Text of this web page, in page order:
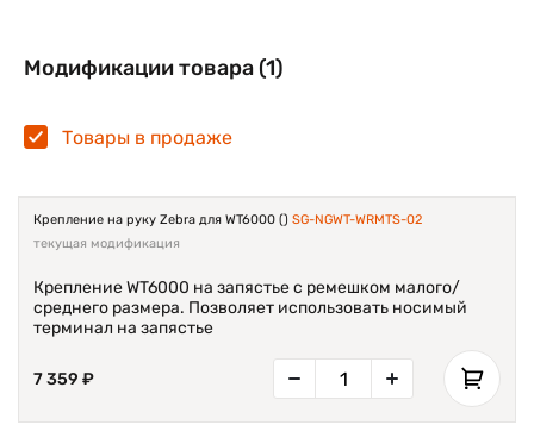
Модификации товара (1)
Товары в продаже
Крепление на руку Zebra для WT6000 () SG-NGWT-WRMTS-02
текущая модификация
Крепление WT6000 на запястье с ремешком малого/
среднего размера. Позволяет использовать носимый
терминал на запястье
7 359 ₽